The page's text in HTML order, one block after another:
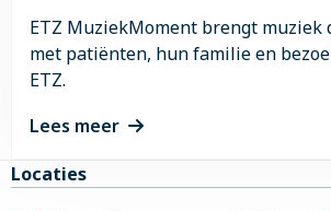
ETZ MuziekMoment brengt muziek
met patiënten, hun familie en
ETZ.
Lees meer
Lees
Site
Locaties